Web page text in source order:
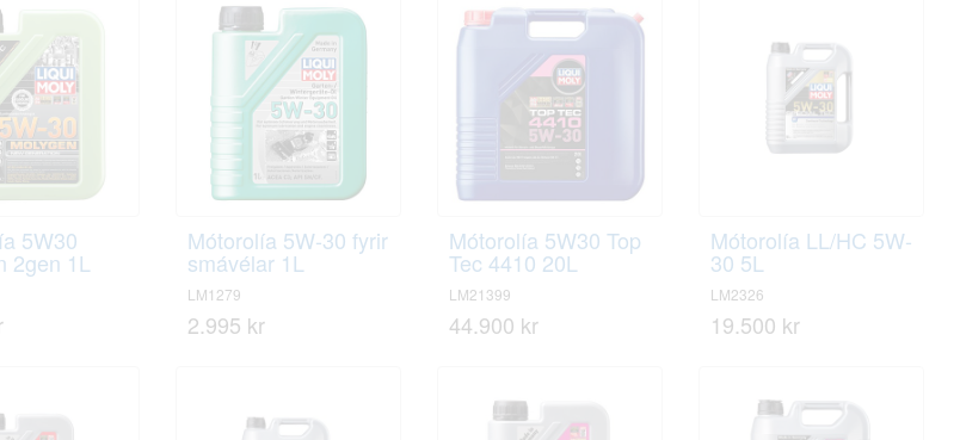
5W30
2gen 1L
Mótorolía 5W-30 fyrir
smávélar 1L
LM1279
2.995 kr
Mótorolía 5W30 Top
Tec 4410 20L
LM21399
44.900 kr
Mótorolía LL/HC 5W-
30 5L
LM2326
19.500 kr